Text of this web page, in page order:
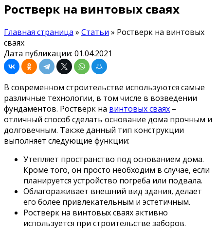
Ростверк на винтовых сваях
Главная страница » Статьи » Ростверк на винтовых
сваях
Дата публикации: 01.04.2021
В современном строительстве используются самые
различные технологии, в том числе в возведении
фундаментов. Ростверк на винтовых сваях –
отличный способ сделать основание дома прочным и
долговечным. Также данный тип конструкции
выполняет следующие функции:
Утепляет пространство под основанием дома.
Кроме того, он просто необходим в случае, если
планируется устройство погреба или подвала.
Облагораживает внешний вид здания, делает
его более привлекательным и эстетичным.
Ростверк на винтовых сваях активно
используется при строительстве заборов.